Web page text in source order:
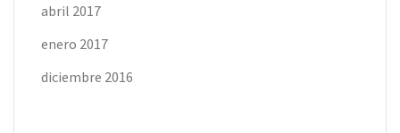
abril 2017
enero 2017
diciembre 2016